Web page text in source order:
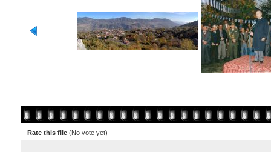
Rate this file (No vote yet)